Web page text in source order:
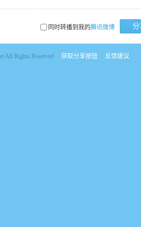
同时转播到我的腾讯微博 分
All Rights Reserved 获取分享按钮 反馈建议